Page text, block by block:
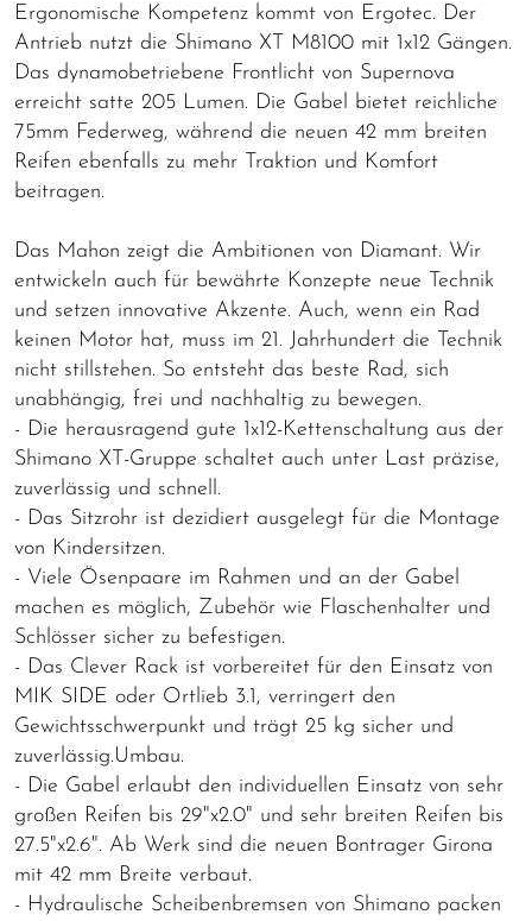
Ergonomische Kompetenz kommt von Ergotec. Der
Antrieb nutzt die Shimano XT M8100 mit 1x12 Gängen.
Das dynamobetriebene Frontlicht von Supernova
erreicht satte 205 Lumen. Die Gabel bietet reichliche
75mm Federweg, während die neuen 42 mm breiten
Reifen ebenfalls zu mehr Traktion und Komfort
beitragen.
Das Mahon zeigt die Ambitionen von Diamant. Wir
entwickeln auch für bewährte Konzepte neue Technik
und setzen innovative Akzente. Auch, wenn ein Rad
keinen Motor hat, muss im 21. Jahrhundert die Technik
nicht stillstehen. So entsteht das beste Rad, sich
unabhängig, frei und nachhaltig zu bewegen.
- Die herausragend gute 1x12-Kettenschaltung aus der
Shimano XT-Gruppe schaltet auch unter Last präzise,
zuverlässig und schnell.
- Das Sitzrohr ist dezidiert ausgelegt für die Montage
von Kindersitzen.
- Viele Ösenpaare im Rahmen und an der Gabel
machen es möglich, Zubehör wie Flaschenhalter und
Schlösser sicher zu befestigen.
- Das Clever Rack ist vorbereitet für den Einsatz von
MIK SIDE oder Ortlieb 3.1, verringert den
Gewichtsschwerpunkt und trägt 25 kg sicher und
zuverlässig.Umbau.
- Die Gabel erlaubt den individuellen Einsatz von sehr
großen Reifen bis 29"x2.0" und sehr breiten Reifen bis
27.5"x2.6". Ab Werk sind die neuen Bontrager Girona
mit 42 mm Breite verbaut.
- Hydraulische Scheibenbremsen von Shimano packen